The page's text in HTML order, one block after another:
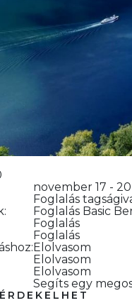
november 17 - 20
Foglalás
Foglalás Basic
Foglalás
Foglalás
Elolvasom
Elolvasom
Elolvasom
Segíts egy